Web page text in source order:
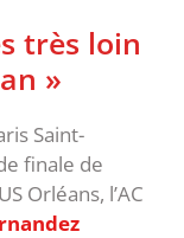
très loin
»
Saint-
finale de
Orléans, l’AC